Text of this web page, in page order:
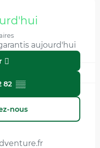
aujourd'hui
82 ▒▒
nous